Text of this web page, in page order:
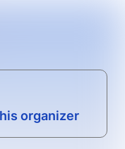
organizer